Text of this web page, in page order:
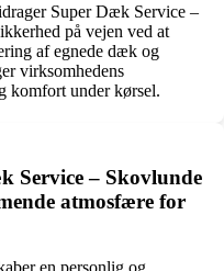
Super Dæk Service –
på vejen ved at
af egnede dæk og
virksomhedens
komfort under kørsel.
Service – Skovlunde
atmosfære for